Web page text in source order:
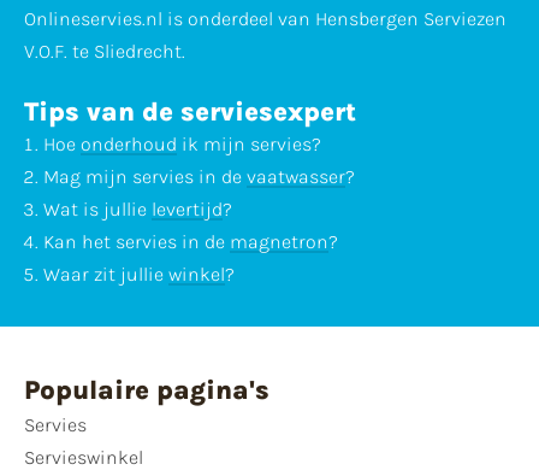
Onlineservies.nl is onderdeel van Hensbergen Serviezen
V.O.F. te Sliedrecht.
Tips van de serviesexpert
Hoe onderhoud ik mijn servies?
Mag mijn servies in de vaatwasser?
Wat is jullie levertijd?
Kan het servies in de magnetron?
Waar zit jullie winkel?
Populaire pagina's
Servies
Servieswinkel